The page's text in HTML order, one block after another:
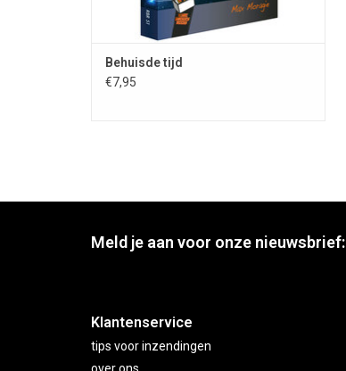
Behuisde tijd
€7,95
Meld je aan voor onze nieuwsbrief:
Klantenservice
tips voor inzendingen
over ons